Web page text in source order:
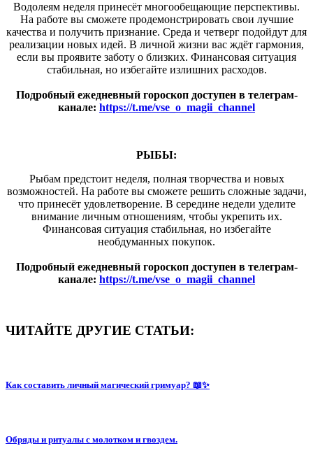
Водолеям неделя принесёт многообещающие перспективы.
На работе вы сможете продемонстрировать свои лучшие
качества и получить признание. Среда и четверг подойдут для
реализации новых идей. В личной жизни вас ждёт гармония,
если вы проявите заботу о близких. Финансовая ситуация
стабильная, но избегайте излишних расходов.
Подробный ежедневный гороскоп доступен в телеграм-
канале: https://t.me/vse_o_magii_channel
РЫБЫ:
Рыбам предстоит неделя, полная творчества и новых
возможностей. На работе вы сможете решить сложные задачи,
что принесёт удовлетворение. В середине недели уделите
внимание личным отношениям, чтобы укрепить их.
Финансовая ситуация стабильная, но избегайте
необдуманных покупок.
Подробный ежедневный гороскоп доступен в телеграм-
канале: https://t.me/vse_o_magii_channel
ЧИТАЙТЕ ДРУГИЕ СТАТЬИ:
Как составить личный магический гримуар? 📖✨
Обряды и ритуалы с молотком и гвоздем.